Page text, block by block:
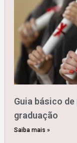
Guia básico
graduação
Saiba mais »